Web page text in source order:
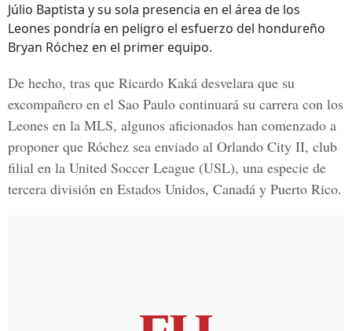
Júlio Baptista y su sola presencia en el área de los
Leones pondría en peligro el esfuerzo del hondureño
Bryan Róchez en el primer equipo.
De hecho, tras que Ricardo Kaká desvelara que su
excompañero en el Sao Paulo continuará su carrera con los
Leones en la MLS, algunos aficionados han comenzado a
proponer que Róchez sea enviado al Orlando City II, club
filial en la United Soccer League (USL), una especie de
tercera división en Estados Unidos, Canadá y Puerto Rico.